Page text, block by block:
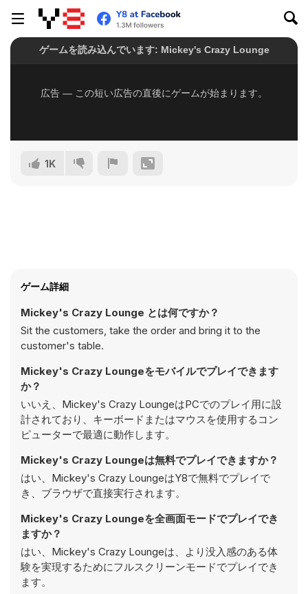
1K
ゲーム詳細
Mickey's Crazy Lounge とは何ですか？
Sit the customers, take the order and bring it to the
customer's table.
Mickey's Crazy Loungeをモバイルでプレイできます
か？
いいえ、Mickey's Crazy LoungeはPCでのプレイ用に設
計されており、キーボードまたはマウスを使用するコン
ピューターで最適に動作します。
Mickey's Crazy Loungeは無料でプレイできますか？
はい、Mickey's Crazy LoungeはY8で無料でプレイで
き、ブラウザで直接実行されます。
Mickey's Crazy Loungeを全画面モードでプレイでき
ますか？
はい、Mickey's Crazy Loungeは、より没入感のある体
験を実現するためにフルスクリーンモードでプレイでき
ます。